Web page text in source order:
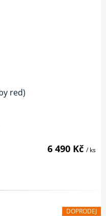
red)
6 490 Kč / ks
DOPRODEJ